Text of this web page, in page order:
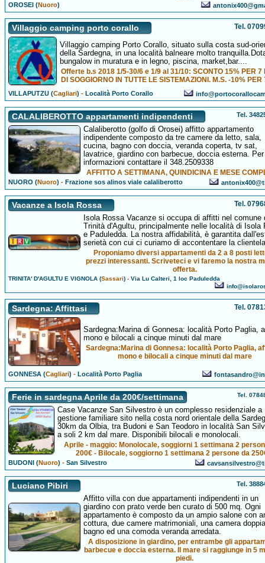
OROSEI (Nuoro)
Villaggio camping porto corallo Tel.
Villaggio camping Porto Corallo, situato sulla costa sud-
della Sardegna, in una località balneare molto
bungalow in muratura e in legno, piscina, market,bar....
Offerte b.s 2018 1/5-30/6 e 1/9 al 31/10: SCONTO 15% PER 7
DI SOGGIORNO IN TUTTE LE SISTEMAZIONI. M.S. -10% PER
VILLAPUTZU (Cagliari) -Località Porto Corallo
CALALIBEROTTO appartamenti indipendenti Tel.
Calaliberotto (golfo di Orosei) affitto appartamento
indipendente composto da tre camere da letto, sala,
cucina, bagno con doccia, veranda coperta, tv sat,
lavatrice, giardino con barbecue, doccia esterna. Per
informazioni contattare il 348.2509338
AFFITTO A SETTIMANA, QUINDICINA E MESE
NUORO (Nuoro) -Frazione sos alinos viale calaliberotto
Vacanze a Isola Rossa Tel.
Isola Rossa Vacanze si occupa di affitti nel comune
Trinità d'Agultu, principalmente nelle località di Isola
e Paduledda. La nostra affidabilità, è garantita
serietà con cui ci curiamo di accontentare la
Proponiamo diversi appartamenti da 2 a 8 posti
prezzi interessanti. Scriveteci e vi faremo la nostra
offerta.
TRINITA' D'AGULTU E VIGNOLA (Sassari) -Via Lu Calteri, 1 loc Paduledda
Sardegna: Affittasi Tel.
Sardegna:Marina di Gonnesa: località Porto Paglia,
mono e bilocali a cinque minuti dal mare
Sardegna:Marina di Gonnesa: località Porto Paglia,
mono e bilocali a cinque minuti dal mare
GONNESA (Cagliari) -Località Porto Paglia
Ferie in sardegna Aprile da 200€/settimana Tel.
Case Vacanze San Silvestro è un complesso residenziale a
gestione familiare sito nella costa nord orientale della
30km da Olbia, tra Budoni e San Teodoro in località San
a soli 2 km dal mare. Disponibili bilocali e monolocali.
Aprile - maggio: Monolocale, soggiorni 1 settimana 2
200€ - Bilocale, soggiorno 1 settimana 2 persone da
BUDONI (Nuoro) -San Silvestro
Luciano Pibiri Tel.
Affitto villa con due appartamenti indipendenti in un
giardino con prato verde ben curato di 500 mq. Ogni
appartamento è composto da un ampio salone con
cottura, due camere matrimoniali, una camera
bagno ed una comoda veranda arredata.
A disposizione in giardino, per entrambe gli
barbecue e doccia esterna. Il mare si raggiunge in 5
piedi.